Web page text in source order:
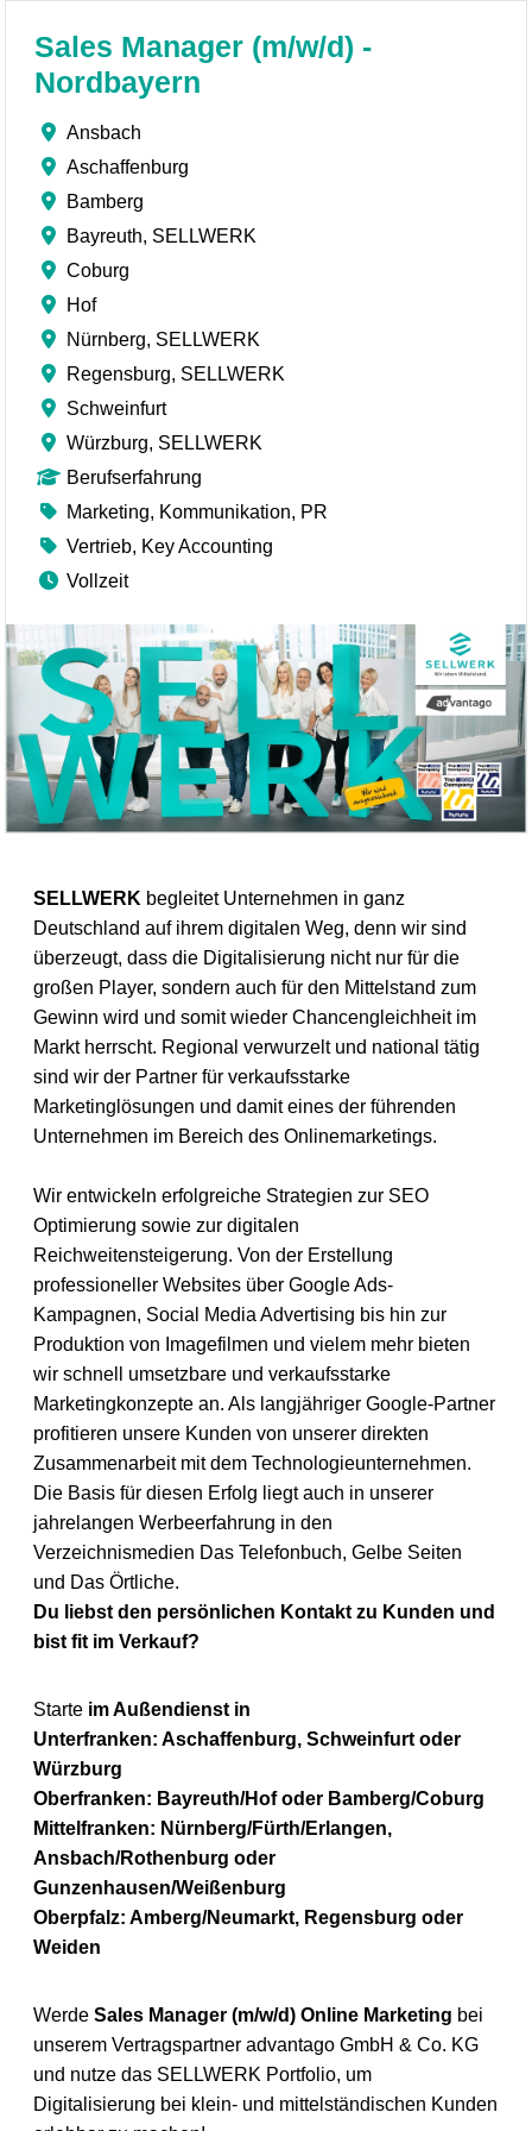
Sales Manager (m/w/d) -
Nordbayern
Ansbach
Aschaffenburg
Bamberg
Bayreuth, SELLWERK
Coburg
Hof
Nürnberg, SELLWERK
Regensburg, SELLWERK
Schweinfurt
Würzburg, SELLWERK
Berufserfahrung
Marketing, Kommunikation, PR
Vertrieb, Key Accounting
Vollzeit
SELLWERK begleitet Unternehmen in ganz
Deutschland auf ihrem digitalen Weg, denn wir sind
überzeugt, dass die Digitalisierung nicht nur für die
großen Player, sondern auch für den Mittelstand zum
Gewinn wird und somit wieder Chancengleichheit im
Markt herrscht. Regional verwurzelt und national tätig
sind wir der Partner für verkaufsstarke
Marketinglösungen und damit eines der führenden
Unternehmen im Bereich des Onlinemarketings.
Wir entwickeln erfolgreiche Strategien zur SEO
Optimierung sowie zur digitalen
Reichweitensteigerung. Von der Erstellung
professioneller Websites über Google Ads-
Kampagnen, Social Media Advertising bis hin zur
Produktion von Imagefilmen und vielem mehr bieten
wir schnell umsetzbare und verkaufsstarke
Marketingkonzepte an. Als langjähriger Google-Partner
profitieren unsere Kunden von unserer direkten
Zusammenarbeit mit dem Technologieunternehmen.
Die Basis für diesen Erfolg liegt auch in unserer
jahrelangen Werbeerfahrung in den
Verzeichnismedien Das Telefonbuch, Gelbe Seiten
und Das Örtliche.
Du liebst den persönlichen Kontakt zu Kunden und
bist fit im Verkauf?
Starte im Außendienst in
Unterfranken: Aschaffenburg, Schweinfurt oder
Würzburg
Oberfranken: Bayreuth/Hof oder Bamberg/Coburg
Mittelfranken: Nürnberg/Fürth/Erlangen,
Ansbach/Rothenburg oder
Gunzenhausen/Weißenburg
Oberpfalz: Amberg/Neumarkt, Regensburg oder
Weiden
Werde Sales Manager (m/w/d) Online Marketing bei
unserem Vertragspartner advantago GmbH & Co. KG
und nutze das SELLWERK Portfolio, um
Digitalisierung bei klein- und mittelständischen Kunden